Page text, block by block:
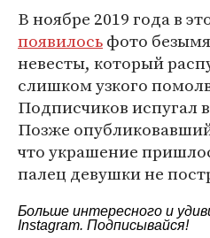
В ноябре 2019 года в
появилосьфото
невесты, который
слишком узкого
Подписчиков испугал
Позже
что украшение
палец девушки не
Больше интересного и
Instagram. Подписывайся!